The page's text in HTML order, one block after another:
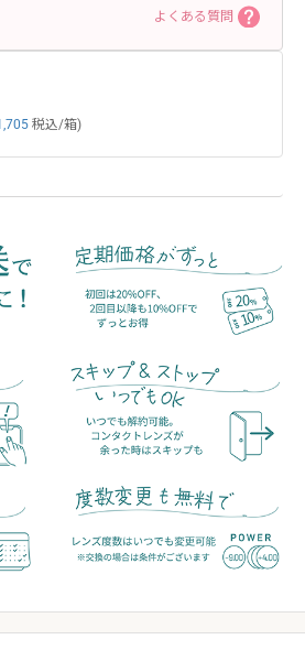
よくある質問
税込/箱)